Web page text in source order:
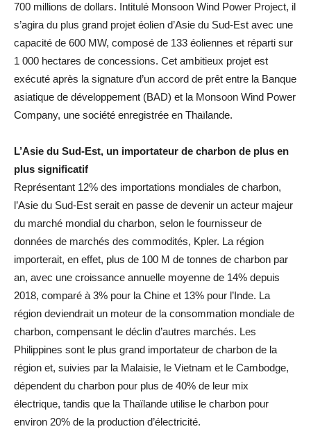
700 millions de dollars. Intitulé Monsoon Wind Power Project, il
s’agira du plus grand projet éolien d’Asie du Sud-Est avec une
capacité de 600 MW, composé de 133 éoliennes et réparti sur
1 000 hectares de concessions. Cet ambitieux projet est
exécuté après la signature d’un accord de prêt entre la Banque
asiatique de développement (BAD) et la Monsoon Wind Power
Company, une société enregistrée en Thaïlande.
L’Asie du Sud-Est, un importateur de charbon de plus en
plus significatif
Représentant 12% des importations mondiales de charbon,
l’Asie du Sud-Est serait en passe de devenir un acteur majeur
du marché mondial du charbon, selon le fournisseur de
données de marchés des commodités, Kpler. La région
importerait, en effet, plus de 100 M de tonnes de charbon par
an, avec une croissance annuelle moyenne de 14% depuis
2018, comparé à 3% pour la Chine et 13% pour l’Inde. La
région deviendrait un moteur de la consommation mondiale de
charbon, compensant le déclin d’autres marchés. Les
Philippines sont le plus grand importateur de charbon de la
région et, suivies par la Malaisie, le Vietnam et le Cambodge,
dépendent du charbon pour plus de 40% de leur mix
électrique, tandis que la Thaïlande utilise le charbon pour
environ 20% de la production d’électricité.